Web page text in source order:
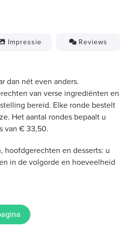
Impressie Reviews
dan nét even anders.
van verse ingrediënten en
bereid. Elke ronde bestelt
Het aantal rondes bepaalt u
van € 33,50.
hoofdgerechten en desserts: u
in de volgorde en hoeveelheid